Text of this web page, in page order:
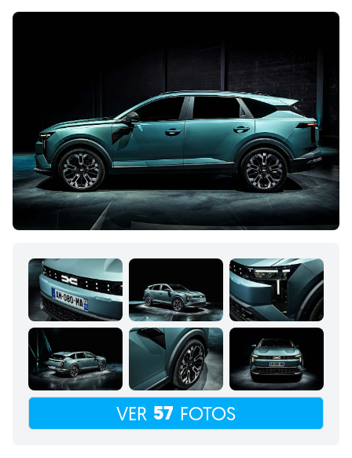
VER 57 FOTOS